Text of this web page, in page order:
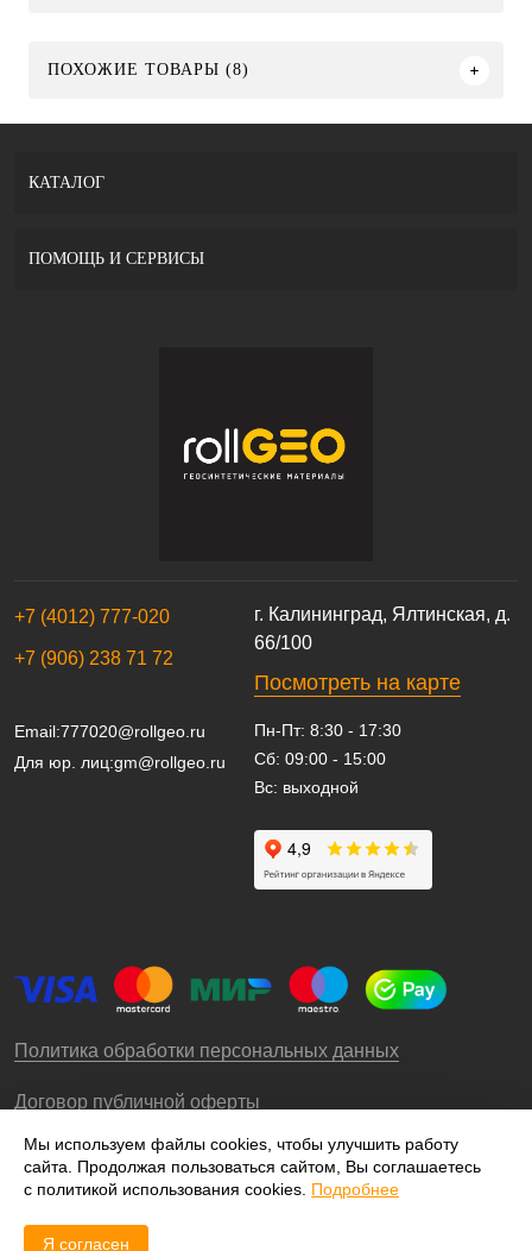
ПОХОЖИЕ ТОВАРЫ (8)
г. Калининград, Ялтинская, д.
66/100
Посмотреть на карте
+7 (4012) 777-020
+7 (906) 238 71 72
Email:777020@rollgeo.ru
Для юр. лиц:gm@rollgeo.ru
Пн-Пт: 8:30 - 17:30
Сб: 09:00 - 15:00
Вс: выходной
Политика обработки персональных данных
Договор публичной оферты
КАТАЛОГ
ПОМОЩЬ И СЕРВИСЫ
© 2009-2026 – ООО «Роллгео»
Мы используем файлы cookies, чтобы улучшить работу
сайта. Продолжая пользоваться сайтом, Вы соглашаетесь
с политикой использования cookies. Подробнее
Я согласен